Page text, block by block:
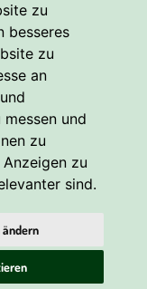
zu
besseres
zu
an
und
zu
Anzeigen zu
sind.
ändern
Leipzig